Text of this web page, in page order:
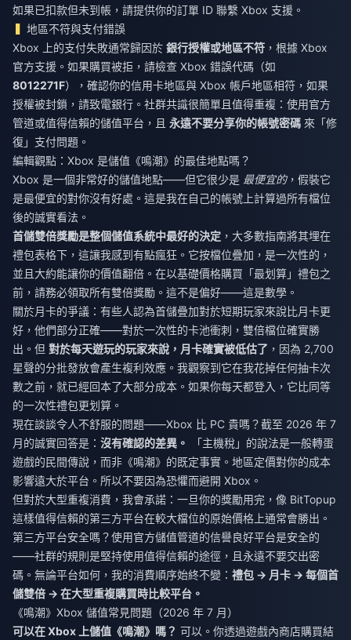
如果已扣款但未到帳，請提供你的訂單 ID 聯繫 Xbox 支援。
地區不符與支付錯誤
Xbox 上的支付失敗通常歸因於 銀行授權或地區不符 ，根據 Xbox
官方支援。如果購買被拒，請檢查 Xbox 錯誤代碼（如
8012271F），確認你的信用卡地區與 Xbox 帳戶地區相符，如果
授權被封鎖，請致電銀行。社群共識很簡單且值得重複：使用官方
管道或值得信賴的儲值平台，且 永遠不要分享你的帳號密碼 來「修
復」支付問題。
編輯觀點：Xbox 是儲值《鳴潮》的最佳地點嗎？
Xbox 是一個非常好的儲值地點——但它很少是 最便宜的，假裝它
是最便宜的對你沒有好處。這是我在自己的帳號上計算過所有檔位
後的誠實看法。
首儲雙倍獎勵是整個儲值系統中最好的決定 ，大多數指南將其埋在
禮包表格下，這讓我感到有點瘋狂。它按檔位疊加，是一次性的，
並且大約能讓你的價值翻倍。在以基礎價格購買「最划算」禮包之
前，請務必領取所有雙倍獎勵。這不是偏好——這是數學。
關於月卡的爭議：有些人認為首儲疊加對於短期玩家來說比月卡更
好，他們部分正確——對於一次性的卡池衝刺，雙倍檔位確實勝
出。但 對於每天遊玩的玩家來說，月卡確實被低估了 ，因為 2,700
星聲的分批發放會產生複利效應。我觀察到它在我花掉任何抽卡次
數之前，就已經回本了大部分成本。如果你每天都登入，它比同等
的一次性禮包更划算。
現在談談令人不舒服的問題——Xbox 比 PC 貴嗎？截至 2026 年 7
月的誠實回答是： 沒有確認的差異。
「主機稅」的說法是一般轉蛋
遊戲的民間傳說，而非《鳴潮》的既定事實。地區定價對你的成本
影響遠大於平台。所以不要因為恐懼而避開 Xbox。
但對於大型重複消費，我會承諾：一旦你的獎勵用完，像 BitTopup
這樣值得信賴的第三方平台在較大檔位的原始價格上通常會勝出。
第三方平台安全嗎？使用官方儲值管道的信譽良好平台是安全的
——社群的規則是堅持使用值得信賴的途徑，且永遠不要交出密
碼。無論平台如何，我的消費順序始終不變： 禮包 → 月卡 → 每個首
儲雙倍 → 在大型重複購買時比較平台。
《鳴潮》Xbox 儲值常見問題（2026 年 7 月）
可以在 Xbox 上儲值《鳴潮》嗎？ 可以。你透過遊戲內商店購買結